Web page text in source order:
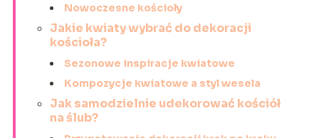
Nowoczesne kościoły
Jakie kwiaty wybrać do dekoracji
kościoła?
Sezonowe inspiracje kwiatowe
Kompozycje kwiatowe a styl wesela
Jak samodzielnie udekorować kościół
na ślub?